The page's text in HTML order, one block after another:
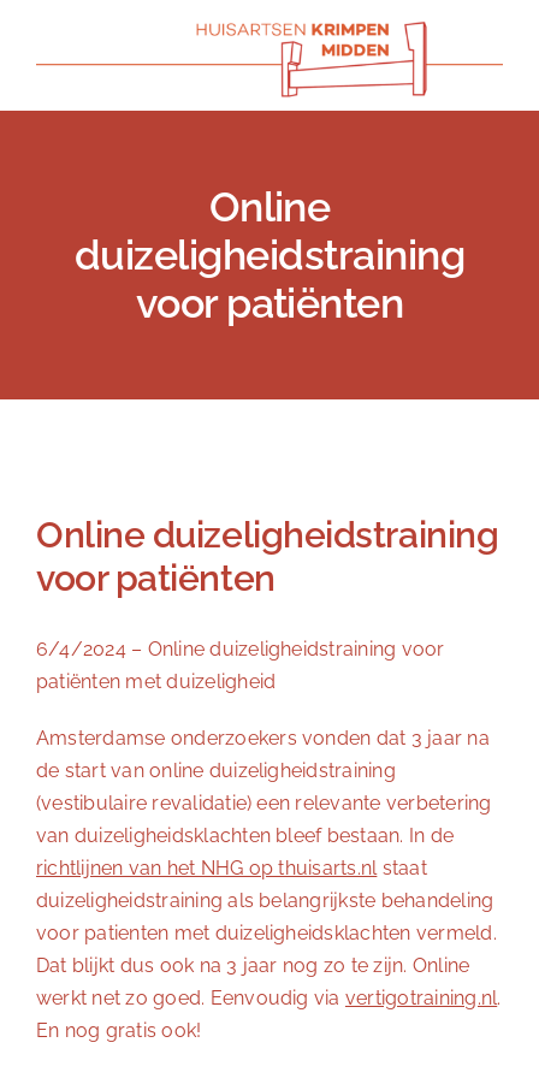
Online
duizeligheidstraining
voor patiënten
Online duizeligheidstraining
voor patiënten
6/4/2024 – Online duizeligheidstraining voor
patiënten met duizeligheid
Amsterdamse onderzoekers vonden dat 3 jaar na
de start van online duizeligheidstraining
(vestibulaire revalidatie) een relevante verbetering
van duizeligheidsklachten bleef bestaan. In de
richtlijnen van het NHG op thuisarts.nl staat
duizeligheidstraining als belangrijkste behandeling
voor patienten met duizeligheidsklachten vermeld.
Dat blijkt dus ook na 3 jaar nog zo te zijn. Online
werkt net zo goed. Eenvoudig via vertigotraining.nl.
En nog gratis ook!